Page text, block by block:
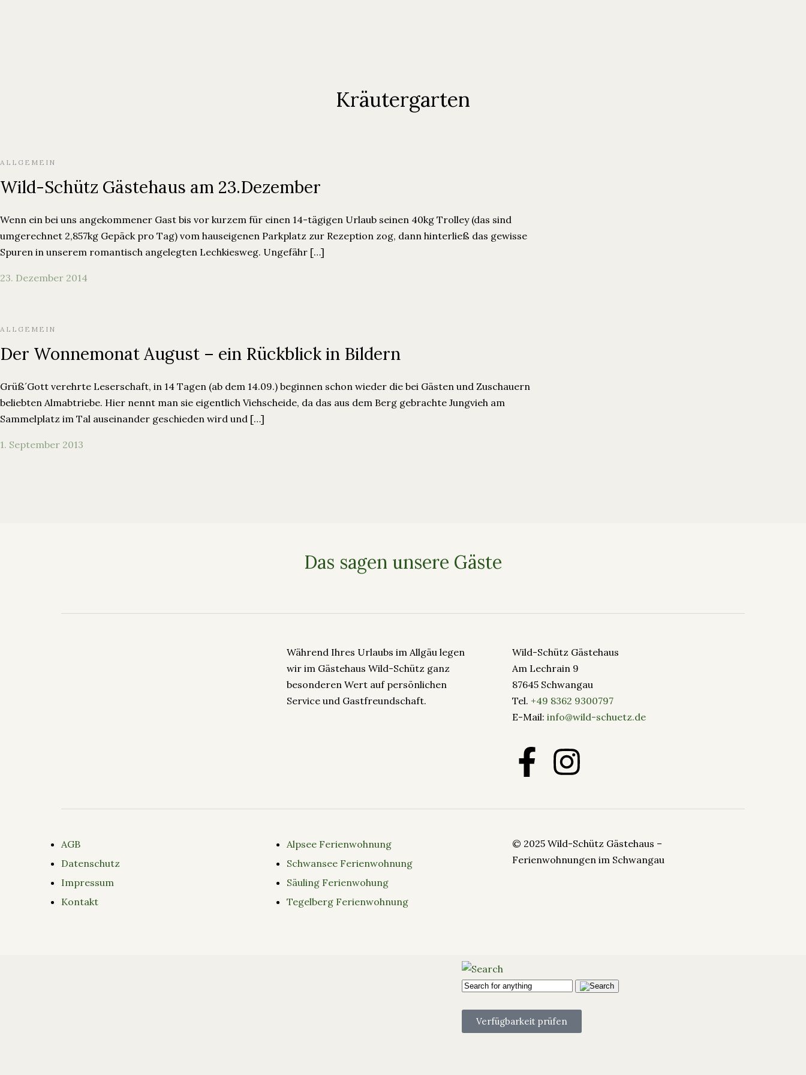
Kräutergarten
ALLGEMEIN
Wild-Schütz Gästehaus am 23.Dezember
Wenn ein bei uns angekommener Gast bis vor kurzem für einen 14-tägigen Urlaub seinen 40kg Trolley (das sind
umgerechnet 2,857kg Gepäck pro Tag) vom hauseigenen Parkplatz zur Rezeption zog, dann hinterließ das gewisse
Spuren in unserem romantisch angelegten Lechkiesweg. Ungefähr […]
23. Dezember 2014
ALLGEMEIN
Der Wonnemonat August – ein Rückblick in Bildern
Grüß´Gott verehrte Leserschaft, in 14 Tagen (ab dem 14.09.) beginnen schon wieder die bei Gästen und Zuschauern
beliebten Almabtriebe. Hier nennt man sie eigentlich Viehscheide, da das aus dem Berg gebrachte Jungvieh am
Sammelplatz im Tal auseinander geschieden wird und […]
1. September 2013
Das sagen unsere Gäste
Während Ihres Urlaubs im Allgäu legen
wir im Gästehaus Wild-Schütz ganz
besonderen Wert auf persönlichen
Service und Gastfreundschaft.
Wild-Schütz Gästehaus
Am Lechrain 9
87645 Schwangau
Tel. +49 8362 9300797
E-Mail:info@wild-schuetz.de
AGB
Datenschutz
Impressum
Kontakt
Alpsee Ferienwohnung
Schwansee Ferienwohnung
Säuling Ferienwohung
Tegelberg Ferienwohnung
© 2025 Wild-Schütz Gästehaus –
Ferienwohnungen im Schwangau
Verfügbarkeit prüfen